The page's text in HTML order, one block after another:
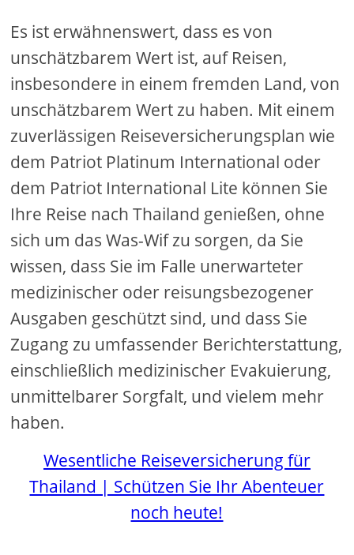
Es ist erwähnenswert, dass es von
unschätzbarem Wert ist, auf Reisen,
insbesondere in einem fremden Land, von
unschätzbarem Wert zu haben. Mit einem
zuverlässigen Reiseversicherungsplan wie
dem Patriot Platinum International oder
dem Patriot International Lite können Sie
Ihre Reise nach Thailand genießen, ohne
sich um das Was-Wif zu sorgen, da Sie
wissen, dass Sie im Falle unerwarteter
medizinischer oder reisungsbezogener
Ausgaben geschützt sind, und dass Sie
Zugang zu umfassender Berichterstattung,
einschließlich medizinischer Evakuierung,
unmittelbarer Sorgfalt, und vielem mehr
haben.
Wesentliche Reiseversicherung für
Thailand | Schützen Sie Ihr Abenteuer
noch heute!